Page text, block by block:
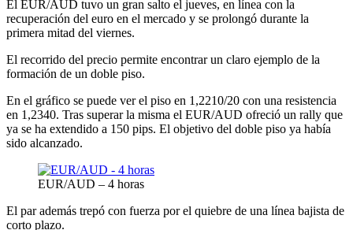
El EUR/AUD tuvo un gran salto el jueves, en línea con la
recuperación del euro en el mercado y se prolongó durante la
primera mitad del viernes.
El recorrido del precio permite encontrar un claro ejemplo de la
formación de un doble piso.
En el gráfico se puede ver el piso en 1,2210/20 con una resistencia
en 1,2340. Tras superar la misma el EUR/AUD ofreció un rally que
ya se ha extendido a 150 pips. El objetivo del doble piso ya había
sido alcanzado.
EUR/AUD – 4 horas
El par además trepó con fuerza por el quiebre de una línea bajista de
corto plazo.